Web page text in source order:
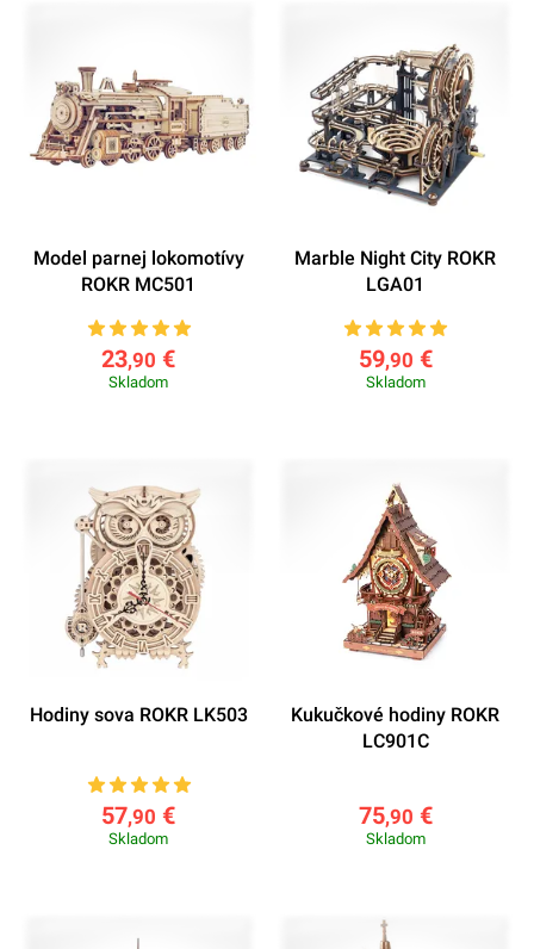
Model parnej lokomotívy
ROKR MC501
23,90 €
Skladom
Marble Night City ROKR
LGA01
59,90 €
Skladom
Hodiny sova ROKR LK503
57,90 €
Skladom
Kukučkové hodiny ROKR
LC901C
75,90 €
Skladom